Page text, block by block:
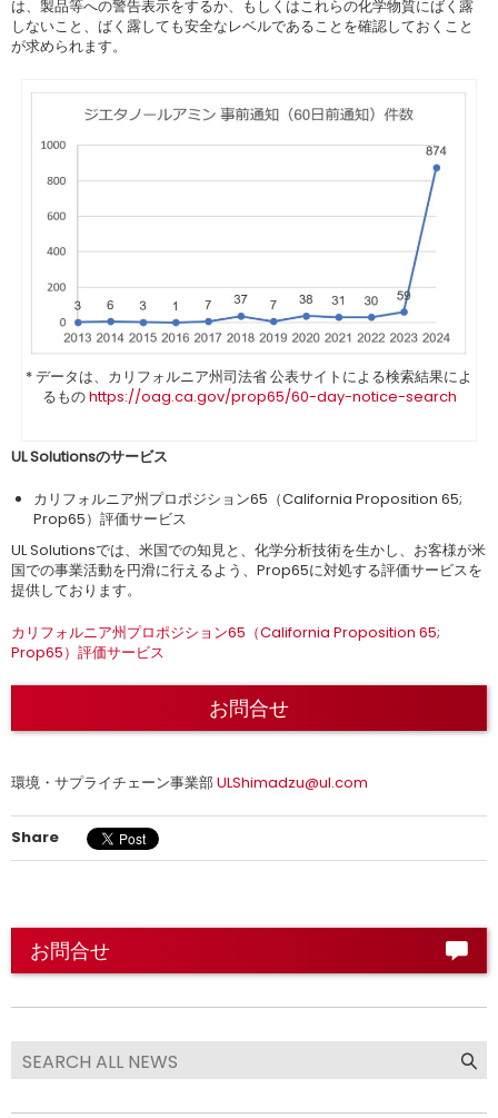
は、製品等への警告表示をするか、もしくはこれらの化学物質にばく露
しないこと、ばく露しても安全なレベルであることを確認しておくこと
が求められます。
* データは、カリフォルニア州司法省 公表サイトによる検索結果によ
るものhttps://oag.ca.gov/prop65/60-day-notice-search
UL Solutionsのサービス
カリフォルニア州プロポジション65（California Proposition 65;
Prop65）評価サービス
UL Solutionsでは、米国での知見と、化学分析技術を生かし、お客様が米
国での事業活動を円滑に行えるよう、Prop65に対処する評価サービスを
提供しております。
カリフォルニア州プロポジション65（California Proposition 65;
Prop65）評価サービス
お問合せ
環境・サプライチェーン事業部ULShimadzu@ul.com
Share
お問合せ